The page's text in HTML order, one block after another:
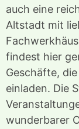
auch eine
Altstadt mit
findest hier
Geschäfte,
einladen. Die
wunderbarer